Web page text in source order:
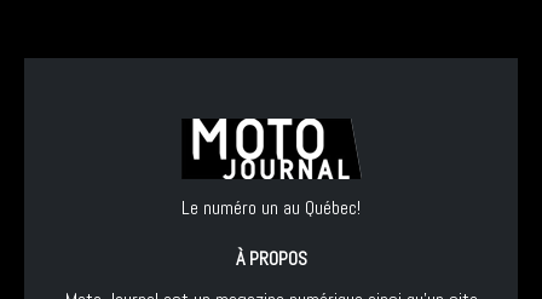
Le numéro un au Québec!
À PROPOS